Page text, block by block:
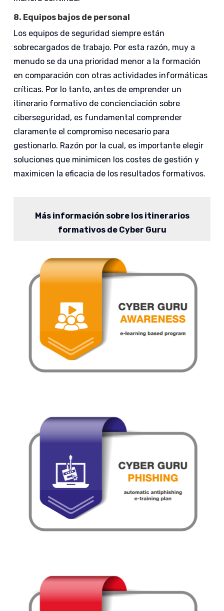
8. Equipos bajos de personal
Los equipos de seguridad siempre están
sobrecargados de trabajo. Por esta razón, muy a
menudo se da una prioridad menor a la formación
en comparación con otras actividades informáticas
críticas. Por lo tanto, antes de emprender un
itinerario formativo de concienciación sobre
ciberseguridad, es fundamental comprender
claramente el compromiso necesario para
gestionarlo. Razón por la cual, es importante elegir
soluciones que minimicen los costes de gestión y
maximicen la eficacia de los resultados formativos.
Más información sobre los itinerarios
formativos de Cyber Guru